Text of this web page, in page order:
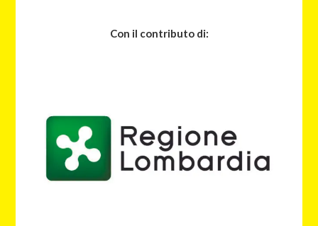
Con il contributo di: